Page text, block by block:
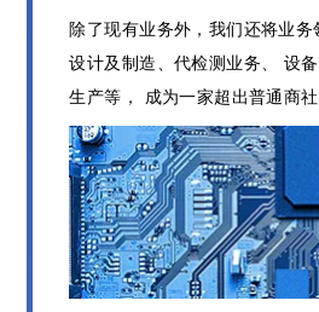
除了现有业务外，我们还将业务
设计及制造、代检测业务、
设
生产等，
成为一家超出普通商社